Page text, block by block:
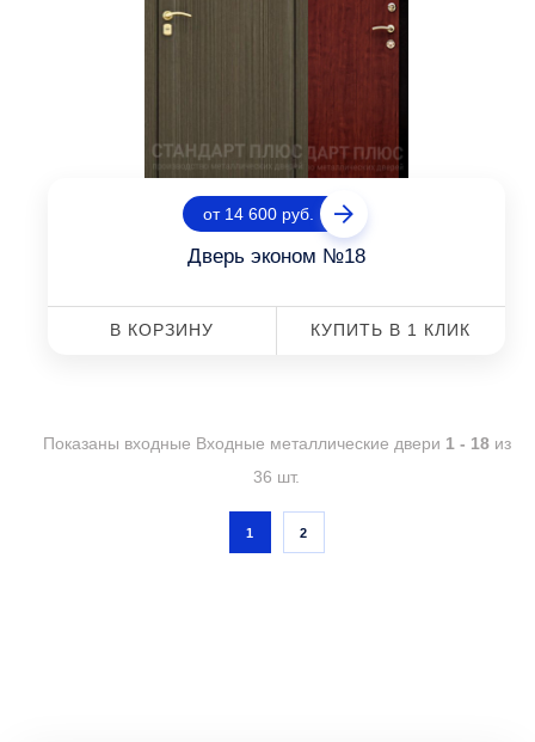
от 14 600 руб.
Дверь эконом №18
В КОРЗИНУ КУПИТЬ В 1 КЛИК
Показаны входные Входные металлические двери 1 - 18из
36 шт.
1 2